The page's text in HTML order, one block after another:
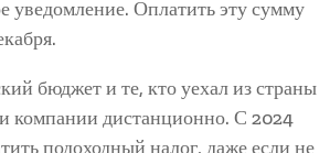
уведомление. Оплатить эту сумму
бюджет и те, кто уехал из страны
компании дистанционно. С 2024
подоходный налог, даже если не